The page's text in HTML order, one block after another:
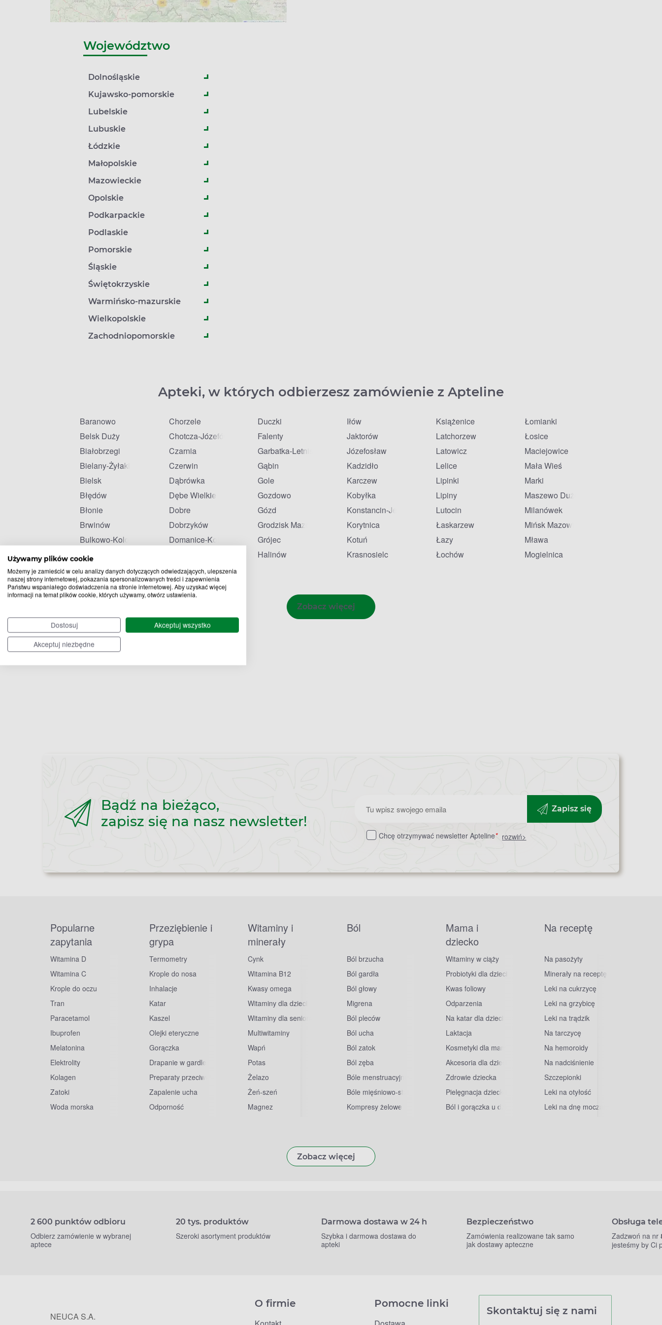
Używamy plików cookie
Możemy je zamieścić w celu analizy danych dotyczących odwiedzających, ulepszenia
naszej strony internetowej, pokazania spersonalizowanych treści i zapewnienia
Państwu wspaniałego doświadczenia na stronie internetowej. Aby uzyskać więcej
informacji na temat plików cookie, których używamy, otwórz ustawienia.
Dostosuj
Akceptuj wszystko
Akceptuj niezbędne
Województwo
Dolnośląskie
Kujawsko-pomorskie
Lubelskie
Lubuskie
Łódzkie
Małopolskie
Mazowieckie
Opolskie
Podkarpackie
Podlaskie
Pomorskie
Śląskie
Świętokrzyskie
Warmińsko-mazurskie
Wielkopolskie
Zachodniopomorskie
Apteki, w których odbierzesz zamówienie z Apteline
Baranowo
Belsk Duży
Białobrzegi
Bielany-Żyłaki
Bielsk
Błędów
Błonie
Brwinów
Bulkowo-Kolonia
Celestynów
Chorzele
Chotcza-Józefów
Czarnia
Czerwin
Dąbrówka
Dębe Wielkie
Dobre
Dobrzyków
Domanice-Kolonia
Duczki
Falenty
Garbatka-Letnisko
Gąbin
Gole
Gozdowo
Gózd
Grodzisk Mazowiecki
Grójec
Halinów
Iłów
Jaktorów
Józefosław
Kadzidło
Karczew
Kobyłka
Konstancin-Jeziorna
Korytnica
Kotuń
Krasnosielc
Książenice
Latchorzew
Latowicz
Lelice
Lipinki
Lipiny
Lutocin
Łaskarzew
Łazy
Łochów
Łomianki
Łosice
Maciejowice
Mała Wieś
Marki
Maszewo Duże
Milanówek
Mińsk Mazowiecki
Mława
Mogielnica
Zobacz więcej
Bądź na bieżąco,
zapisz się na nasz newsletter!
Zapisz
do
Zapisz się
Chcę otrzymywać newsletter Apteline* rozwiń>
Popularne
zapytania
Witamina D
Witamina C
Krople do oczu
Tran
Paracetamol
Ibuprofen
Melatonina
Elektrolity
Kolagen
Zatoki
Woda morska
Przeziębienie i
grypa
Termometry
Krople do nosa
Inhalacje
Katar
Kaszel
Olejki eteryczne
Gorączka
Drapanie w gardle
Preparaty przeciwwirusowe
Zapalenie ucha
Odporność
Witaminy i
minerały
Cynk
Witamina B12
Kwasy omega
Witaminy dla dzieci
Witaminy dla seniorów
Multiwitaminy
Wapń
Potas
Żelazo
Żeń-szeń
Magnez
Ból
Ból brzucha
Ból gardła
Ból głowy
Migrena
Ból pleców
Ból ucha
Ból zatok
Ból zęba
Bóle menstruacyjne
Bóle mięśniowo-stawowe
Kompresy żelowe
Mama i
dziecko
Witaminy w ciąży
Probiotyki dla dzieci
Kwas foliowy
Odparzenia
Na katar dla dzieci
Laktacja
Kosmetyki dla mam
Akcesoria dla dzieci
Zdrowie dziecka
Pielęgnacja dziecka
Ból i gorączka u dzieci
Na receptę
Na pasożyty
Minerały na receptę
Leki na cukrzycę
Leki na grzybicę
Leki na trądzik
Na tarczycę
Na hemoroidy
Na nadciśnienie
Szczepionki
Leki na otyłość
Leki na dnę moczanową
Zobacz więcej
2 600 punktów odbioru
Odbierz zamówienie w wybranej
aptece
20 tys. produktów
Szeroki asortyment produktów
Darmowa dostawa w 24 h
Szybka i darmowa dostawa do
apteki
Bezpieczeństwo
Zamówienia realizowane tak samo
jak dostawy apteczne
Obsługa
Zadzwoń na nr
jesteśmy by Ci
NEUCA S.A.
O firmie Pomocne linki
Skontaktuj się z nami